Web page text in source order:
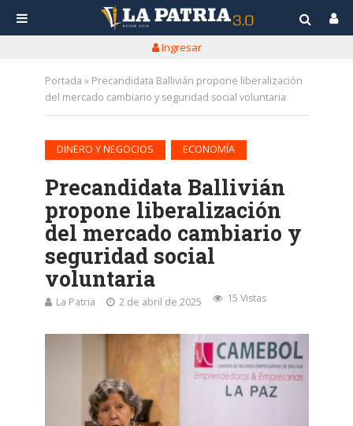
Ingresar
Portada » Precandidata Ballivián propone liberalización
del mercado cambiario y seguridad social voluntaria
DINERO Y NEGOCIOS ECONOMÍA
Precandidata Ballivián
propone liberalización
del mercado cambiario y
seguridad social
voluntaria
La Patria 2 de abril de 2025 15 Vistas